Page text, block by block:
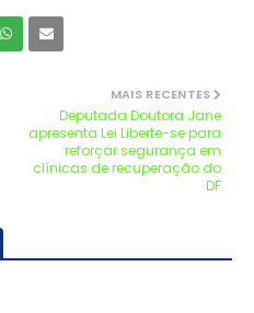
MAIS RECENTES
Deputada Doutora Jane
apresenta Lei Liberte-se para
reforçar segurança em
clínicas de recuperação do
DF